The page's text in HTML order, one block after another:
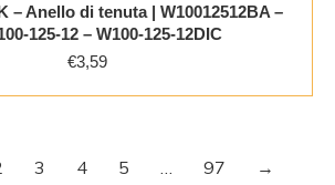
– Anello di tenuta | W10012512BA –
125-12 – W100-125-12DIC
€3,59
3 4 5 … 97 →